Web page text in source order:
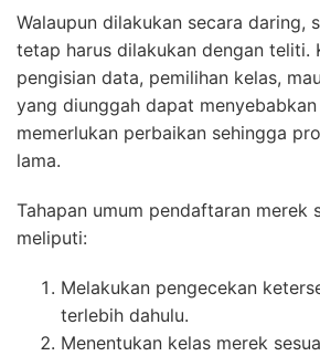
Walaupun dilakukan secara daring,
tetap harus dilakukan dengan teliti.
pengisian data, pemilihan kelas,
yang diunggah dapat
memerlukan perbaikan sehingga
lama.
Tahapan umum pendaftaran merek
meliputi:
Melakukan pengecekan
terlebih dahulu.
Menentukan kelas merek